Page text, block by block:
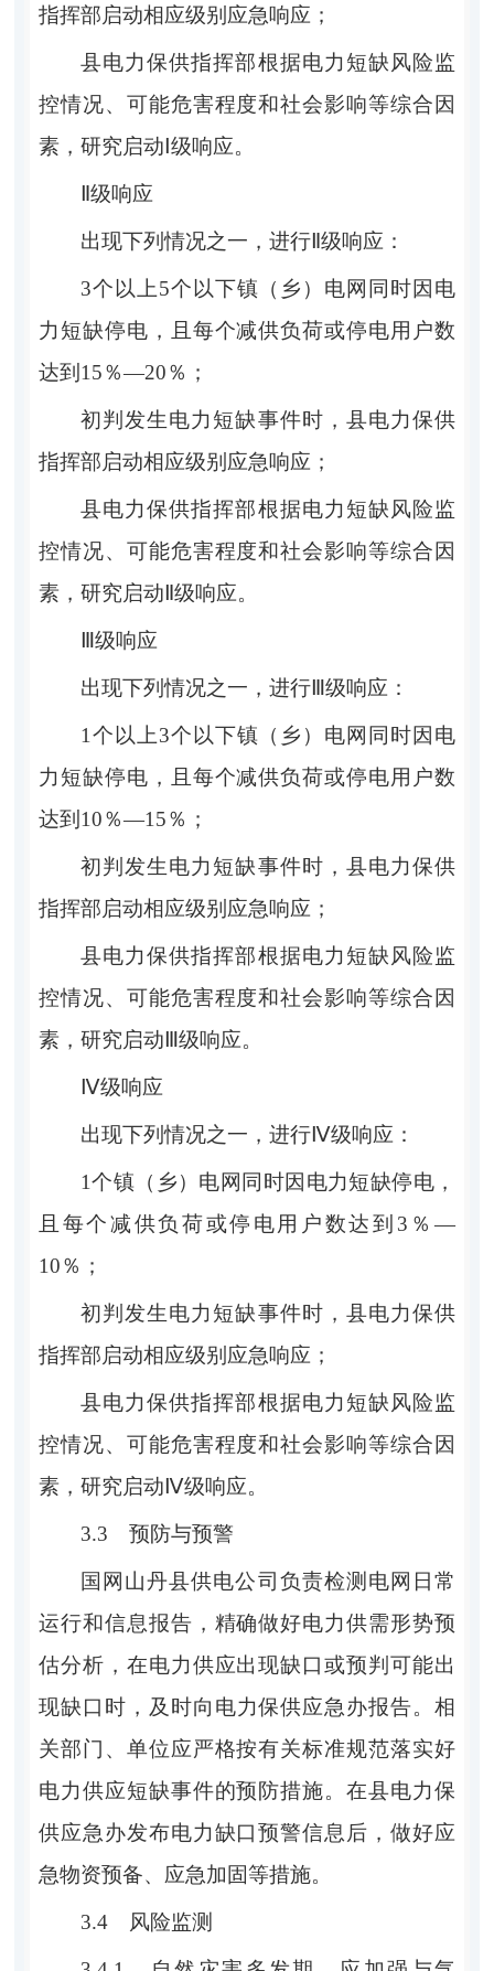
指挥部启动相应级别应急响应；
县电力保供指挥部根据电力短缺风险监
控情况、可能危害程度和社会影响等综合因
素，研究启动Ⅰ级响应。
Ⅱ级响应
出现下列情况之一，进行Ⅱ级响应：
3个以上5个以下镇（乡）电网同时因电
力短缺停电，且每个减供负荷或停电用户数
达到 15％—20％ ；
初判发生电力短缺事件时， 县电力保供
指挥部启动相应级别应急响应；
县电力保供指挥部根据电力短缺风险监
控情况、可能危害程度和社会影响等综合因
素，研究启动Ⅱ级响应。
Ⅲ级响应
出现下列情况之一，进行Ⅲ级响应：
1 个以上3个以下镇（乡）电网同时因电
力短缺停电，且每个减供负荷或停电用户数
达到 10％—15％ ；
初判发生电力短缺事件时， 县电力保供
指挥部启动相应级别应急响应；
县电力保供指挥部根据电力短缺风险监
控情况、可能危害程度和社会影响等综合因
素，研究启动Ⅲ级响应。
Ⅳ级响应
出现下列情况之一，进行Ⅳ级响应：
1个镇（乡）电网同时因电力短缺停电，
且每个减供负荷或停电用户数达到 3％—
10％ ；
初判发生电力短缺事件时， 县电力保供
指挥部启动相应级别应急响应；
县电力保供指挥部根据电力短缺风险监
控情况、可能危害程度和社会影响等综合因
素，研究启动Ⅳ级响应。
3.3 预防与预警
国网山丹县供电公司负责检测电网日常
运行和信息报告，精确做好电力供需形势预
估分析，在电力供应出现缺口或预判可能出
现缺口 时， 及时向电力保供应急办报告。相
关部门、单位应严格按有关标准规范落实好
电力供应短缺事件的预防措施。在县电力保
供应急办发布电力缺口预警信息后，做好应
急物资预备、应急加固等措施。
3.4 风险监测